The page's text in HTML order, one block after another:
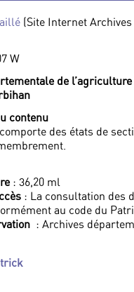
(Site Internet
W
de
contenu
des états de
: 36,20 ml
: La consultation des
au code du
: Archives